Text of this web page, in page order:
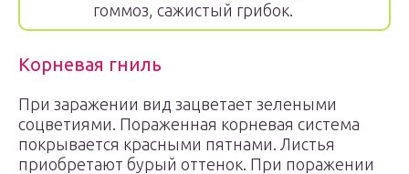
гоммоз, сажистый грибок.
Корневая гниль
При заражении вид зацветает зелеными
соцветиями. Пораженная корневая система
покрывается красными пятнами. Листья
приобретают бурый оттенок. При поражении